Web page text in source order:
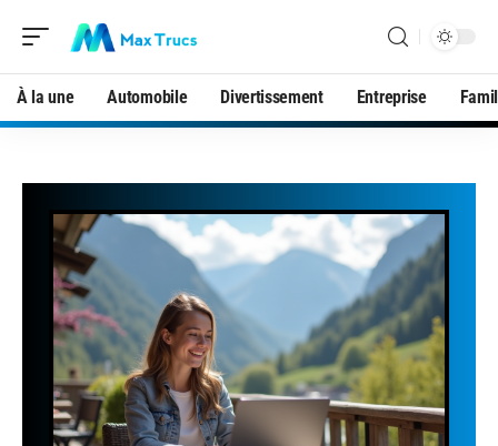
À la une Automobile Divertissement Entreprise